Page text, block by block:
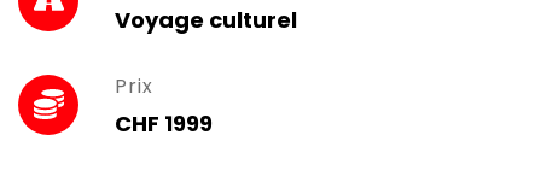
Voyage culturel
Prix
CHF 1999